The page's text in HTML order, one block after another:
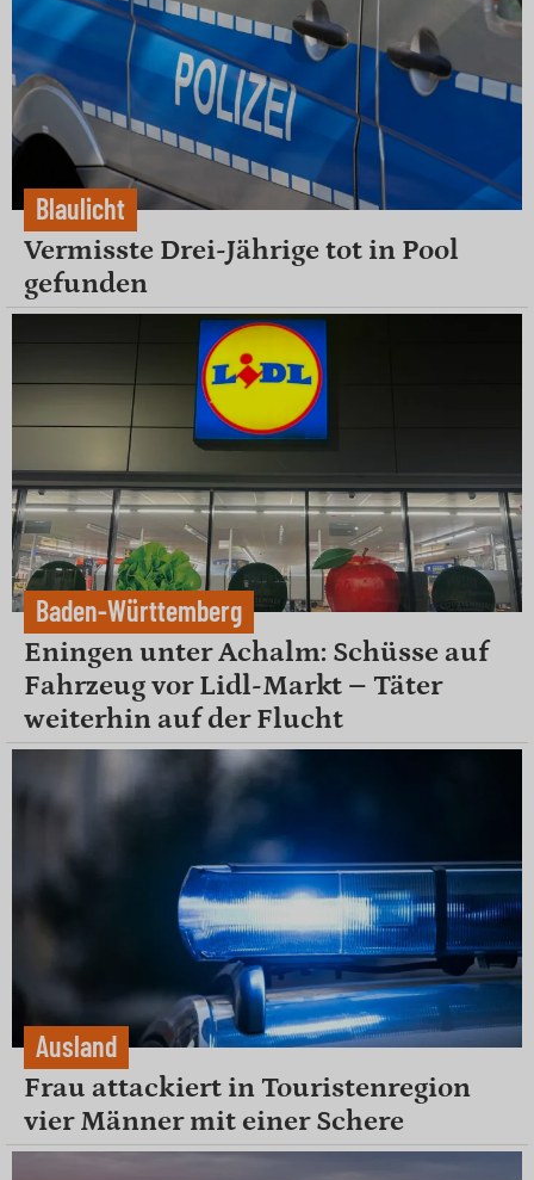
Blaulicht
Vermisste Drei-Jährige tot in Pool
gefunden
Baden-Württemberg
Eningen unter Achalm: Schüsse auf
Fahrzeug vor Lidl-Markt – Täter
weiterhin auf der Flucht
Ausland
Frau attackiert in Touristenregion
vier Männer mit einer Schere